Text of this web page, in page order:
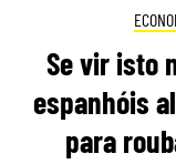
Se vir isto
espanhóis
para